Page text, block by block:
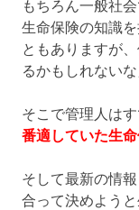
もちろん一般社
生命保険の知識
ともありますが
るかもしれない
そこで管理人は
番適していた生
そして最新の情
合って決めよう